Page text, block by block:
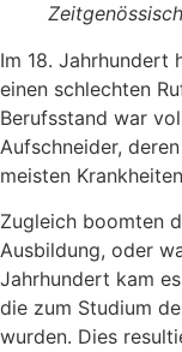
Im 18. Jahrhundert
einen schlechten
Berufsstand war
Aufschneider,
meisten
Zugleich boomten
Ausbildung, oder
Jahrhundert kam
die zum Studium
wurden. Dies